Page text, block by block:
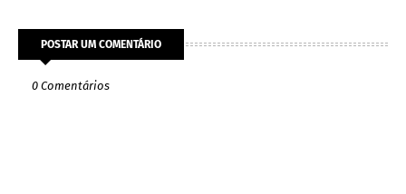
POSTAR UM COMENTÁRIO
0 Comentários